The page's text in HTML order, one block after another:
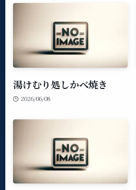
湯けむり処しかべ焼き
2026/06/08